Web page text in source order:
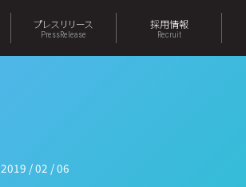
プレスリリース
PressRelease
採用情報
Recruit
2019 / 02 / 06